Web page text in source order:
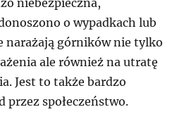
o wypadkach lub
narażają górników nie tylko
ale również na utratę
Jest to także bardzo
przez społeczeństwo.